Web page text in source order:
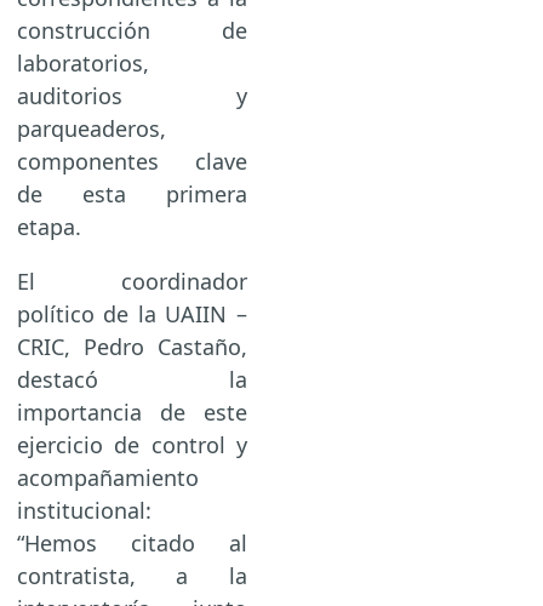
construcción de
laboratorios,
auditorios y
parqueaderos,
componentes clave
de esta primera
etapa.
El coordinador
político de la UAIIN –
CRIC, Pedro Castaño,
destacó la
importancia de este
ejercicio de control y
acompañamiento
institucional:
“Hemos citado al
contratista, a la